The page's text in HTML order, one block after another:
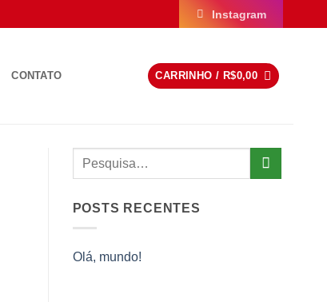
Instagram
CONTATO CARRINHO / R$0,00
POSTS RECENTES
Olá, mundo!